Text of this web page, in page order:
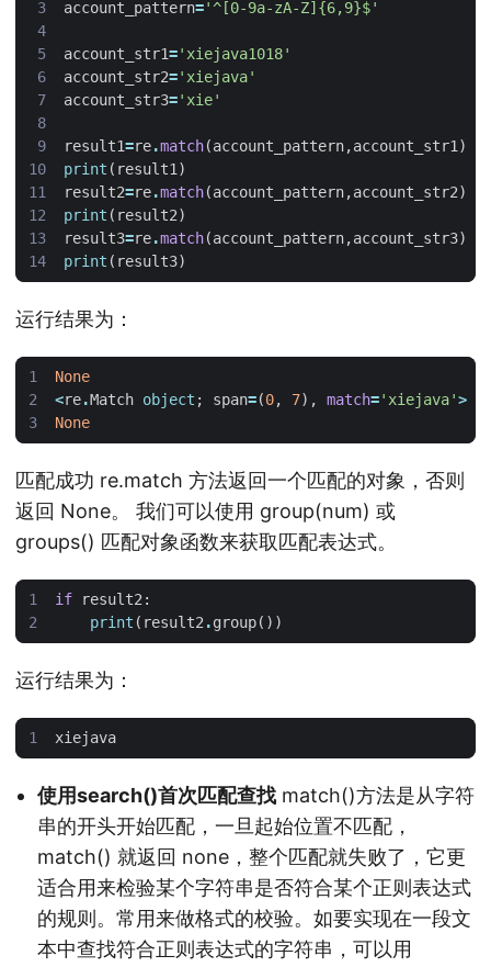
account_pattern='^[0-9a-zA-Z]{6,9}$'
account_str1='xiejava1018'
account_str2='xiejava'
account_str3='xie'
result1=re.match(account_pattern,account_str1 )
print ( result1 )
result2=re.match(account_pattern,account_str2)
print ( result2)
result3=re.match(account_pattern,account_str3)
print ( result3)
运行结果为：
None
<re.Match object ; span=(0, 7), match='xiejava'>
None
匹配成功 re.match 方法返回一个匹配的对象，否则
返回 None。 我们可以使用 group(num) 或
groups() 匹配对象函数来获取匹配表达式。
if result2 :
print ( result2 .group())
运行结果为：
xiejava
使用search()首次匹配查找 match()方法是从字符
串的开头开始匹配，一旦起始位置不匹配，
match() 就返回 none，整个匹配就失败了，它更
适合用来检验某个字符串是否符合某个正则表达式
的规则。常用来做格式的校验。如要实现在一段文
本中查找符合正则表达式的字符串，可以用